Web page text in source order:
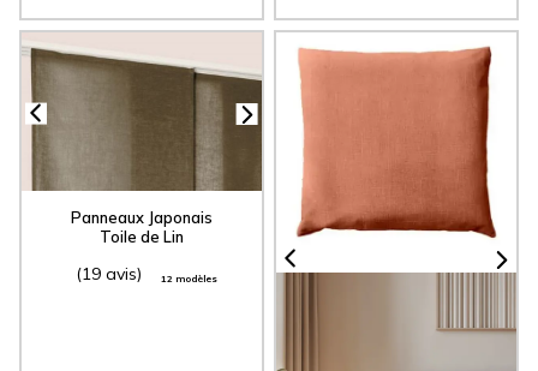
Panneaux Japonais
Toile de Lin
(19 avis) 12 modèles